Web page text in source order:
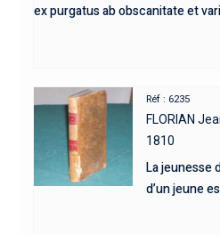
ex purgatus ab obscanitate et
Réf : 6235
FLORIAN
1810
La jeunesse
d’un jeune